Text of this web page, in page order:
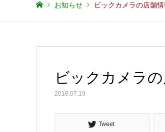
お知らせ ビックカメラの店舗
ビックカメラ
2018.07.19
Tweet